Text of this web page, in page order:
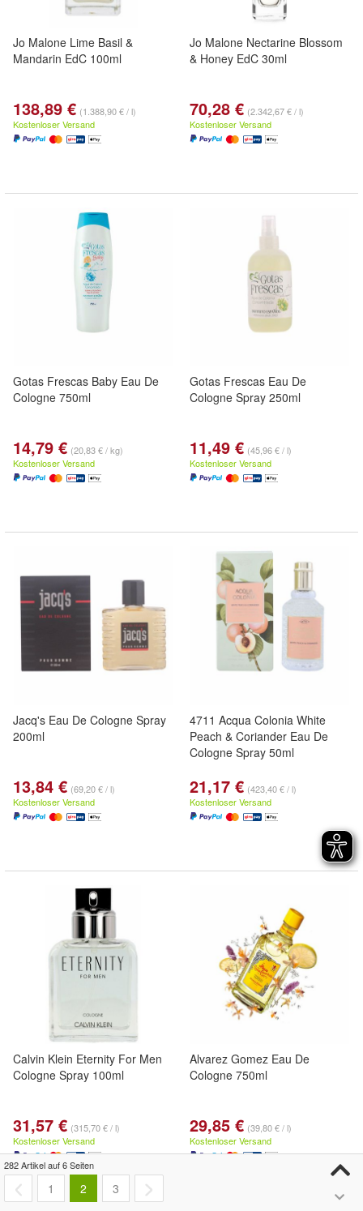
Jo Malone Lime Basil &
Mandarin EdC 100ml
138,89 € (1.388,90 € / l)
Kostenloser Versand
Jo Malone Nectarine Blossom
& Honey EdC 30ml
70,28 € (2.342,67 € / l)
Kostenloser Versand
Gotas Frescas Baby Eau De
Cologne 750ml
14,79 € (20,83 € / kg)
Kostenloser Versand
Gotas Frescas Eau De
Cologne Spray 250ml
11,49 € (45,96 € / l)
Kostenloser Versand
Jacq's Eau De Cologne Spray
200ml
13,84 € (69,20 € / l)
Kostenloser Versand
4711 Acqua Colonia White
Peach & Coriander Eau De
Cologne Spray 50ml
21,17 € (423,40 € / l)
Kostenloser Versand
Calvin Klein Eternity For Men
Cologne Spray 100ml
31,57 € (315,70 € / l)
Kostenloser Versand
Alvarez Gomez Eau De
Cologne 750ml
29,85 € (39,80 € / l)
Kostenloser Versand
282 Artikel auf 6 Seiten
1 2 3